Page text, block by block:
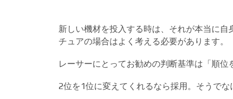
新しい機材を投入する時は、それが本当に
チュアの場合はよく考える必要があります。
レーサーにとってお勧めの判断基準は「順位
2位を1位に変えてくれるなら採用。そうでな